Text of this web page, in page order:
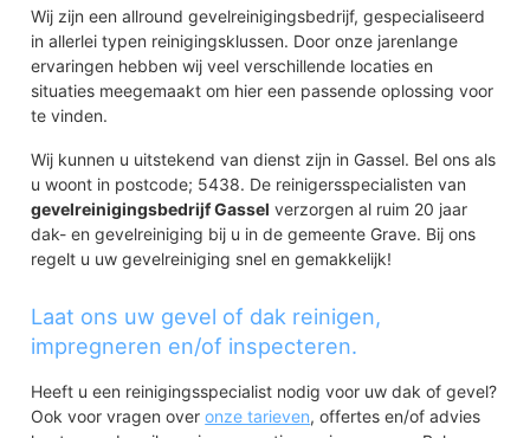
Wij zijn een allround gevelreinigingsbedrijf, gespecialiseerd
in allerlei typen reinigingsklussen. Door onze jarenlange
ervaringen hebben wij veel verschillende locaties en
situaties meegemaakt om hier een passende oplossing voor
te vinden.
Wij kunnen u uitstekend van dienst zijn in Gassel. Bel ons als
u woont in postcode; 5438. De reinigersspecialisten van
gevelreinigingsbedrijf Gassel verzorgen al ruim 20 jaar
dak- en gevelreiniging bij u in de gemeente Grave. Bij ons
regelt u uw gevelreiniging snel en gemakkelijk!
Laat ons uw gevel of dak reinigen,
impregneren en/of inspecteren.
Heeft u een reinigingsspecialist nodig voor uw dak of gevel?
Ook voor vragen overonze tarieven, offertes en/of advies